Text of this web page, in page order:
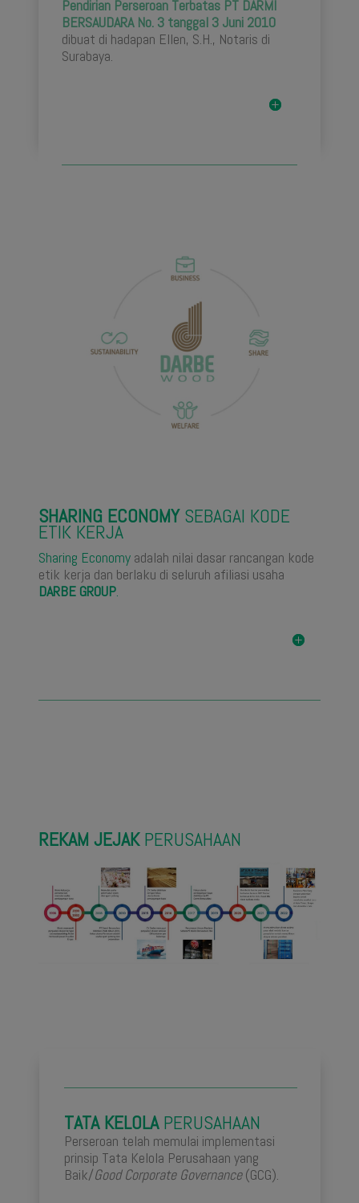
Pendirian Perseroan Terbatas PT DARMI
BERSAUDARA No. 3 tanggal 3 Juni 2010
dibuat di hadapan Ellen, S.H., Notaris di
Surabaya.
SHARING ECONOMYSEBAGAI KODE
ETIK KERJA
Sharing Economy adalah nilai dasar rancangan kode
etik kerja dan berlaku di seluruh afiliasi usaha
DARBE GROUP.
REKAM JEJAKPERUSAHAAN
TATA KELOLAPERUSAHAAN
Perseroan telah memulai implementasi
prinsip Tata Kelola Perusahaan yang
Baik/Good Corporate Governance(GCG).